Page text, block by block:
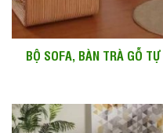
BỘ SOFA, BÀN TRÀ GỖ